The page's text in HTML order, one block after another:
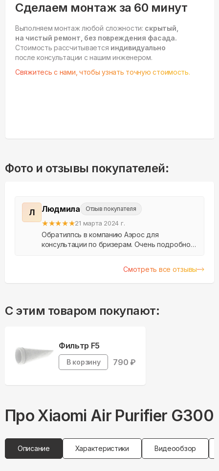
Сделаем монтаж за 60 минут
Выполняем монтаж любой сложности: скрытый,
на чистый ремонт, без повреждения фасада.
Стоимость рассчитывается индивидуально
после консультации с нашим инженером.
Свяжитесь с нами, чтобы узнать точную стоимость.
Фото и отзывы покупателей:
Л Людмила Отзыв покупателя
★★★★★21 марта 2024 г.
Обратилпсь в компанию Аэрос для
консультации по бризерам. Очень подробно
подстроились под мои возм...
Смотреть все отзывы
С этим товаром покупают:
Фильтр F5
В корзину 790 ₽
ПроXiaomi Air Purifier G300
Описание Характеристики Видеообзор